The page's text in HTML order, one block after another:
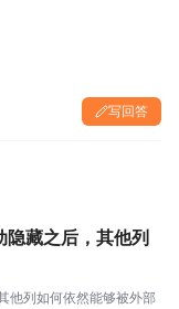
写回答
藏之后，其他列
他列如何依然能够被外部